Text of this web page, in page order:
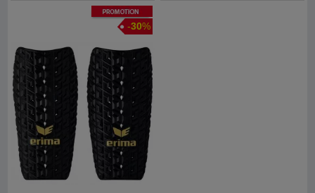
Promotion
-30%